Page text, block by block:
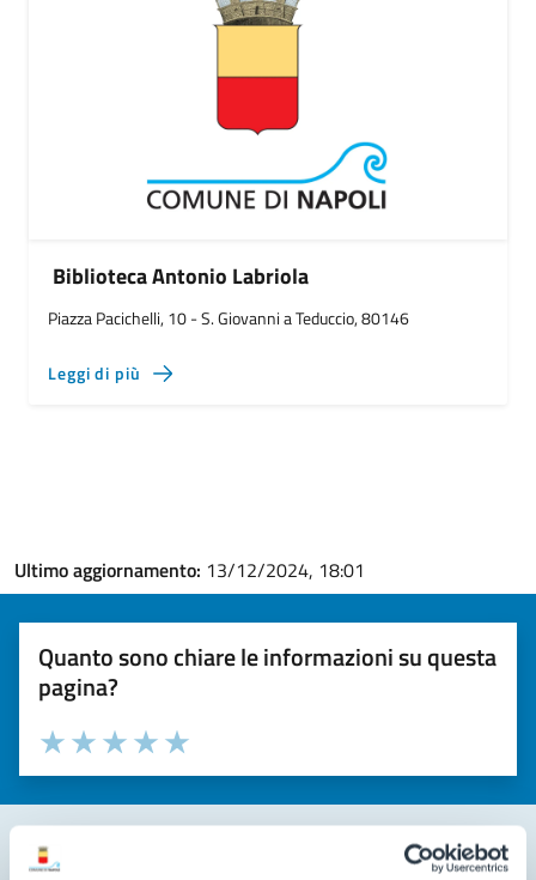
Biblioteca Antonio Labriola
Piazza Pacichelli, 10 - S. Giovanni a Teduccio, 80146
Leggi di più
Ultimo aggiornamento: 13/12/2024, 18:01
Quanto sono chiare le informazioni su questa
pagina?
Valuta la chiarezza delle informazioni (da 1 a 5 stelle)
Seleziona il numero di stelle per valutare la chiarezza delle
Valuta 5 stelle su 5
Valuta 4 stelle su 5
Valuta 3 stelle su 5
Valuta 2 stelle su 5
Valuta 1 stelle su 5